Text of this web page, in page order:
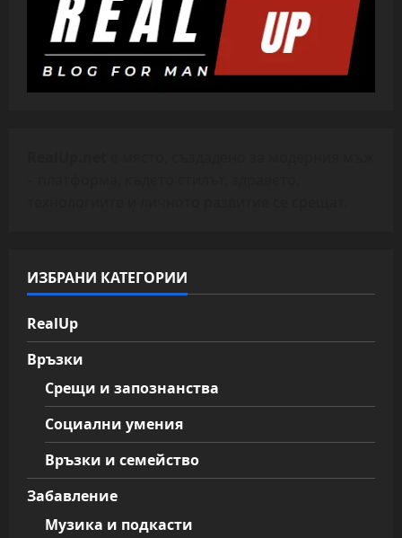
ИЗБРАНИ КАТЕГОРИИ
RealUp
Връзки
Срещи и запознанства
Социални умения
Връзки и семейство
Забавление
Музика и подкасти